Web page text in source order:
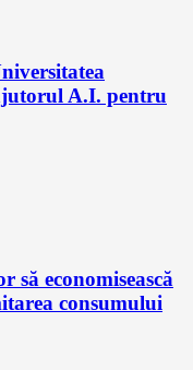
A.I. pentru
să economisească
consumului